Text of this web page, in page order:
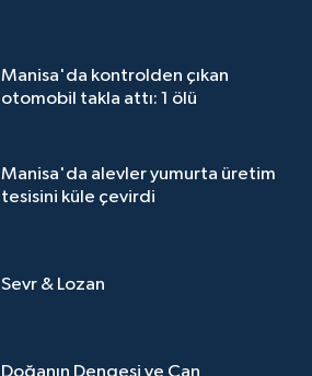
Manisa'da kontrolden çıkan
otomobil takla attı: 1 ölü
Manisa'da alevler yumurta üretim
tesisini küle çevirdi
Sevr & Lozan
Doğanın Dengesi ve Can